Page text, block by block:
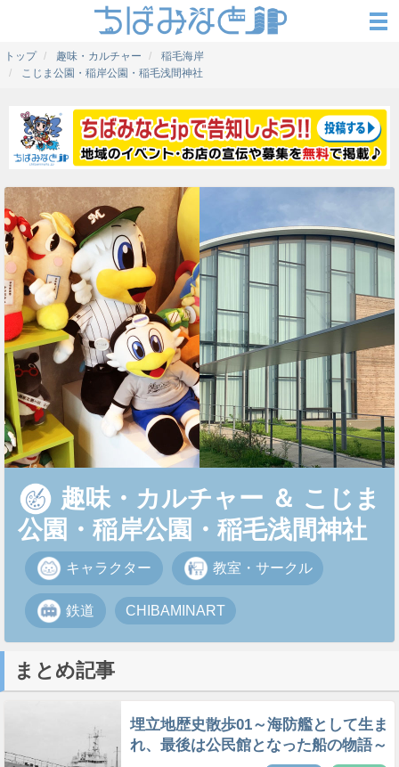
トップ 趣味・カルチャー
稲毛海岸
こじま公園・稲岸公園・稲毛浅間神社
趣味・カルチャー ＆ こじま
公園・稲岸公園・稲毛浅間神社
キャラクター 教室・サークル
鉄道 CHIBAMINART
まとめ記事
埋立地歴史散歩01～海防艦として生ま
れ、最後は公民館となった船の物語～